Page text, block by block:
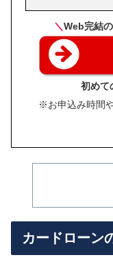
＼Web完結
初めて
※お申込み時間
カードローン